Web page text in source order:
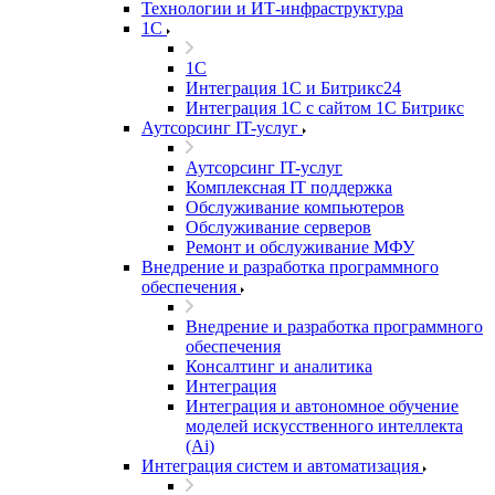
Технологии и ИТ-инфраструктура
1С
1С
Интеграция 1С и Битрикс24
Интеграция 1С с сайтом 1С Битрикс
Аутсорсинг IT-услуг
Аутсорсинг IT-услуг
Комплексная IT поддержка
Обслуживание компьютеров
Обслуживание серверов
Ремонт и обслуживание МФУ
Внедрение и разработка программного
обеспечения
Внедрение и разработка программного
обеспечения
Консалтинг и аналитика
Интеграция
Интеграция и автономное обучение
моделей искусственного интеллекта
(Ai)
Интеграция систем и автоматизация